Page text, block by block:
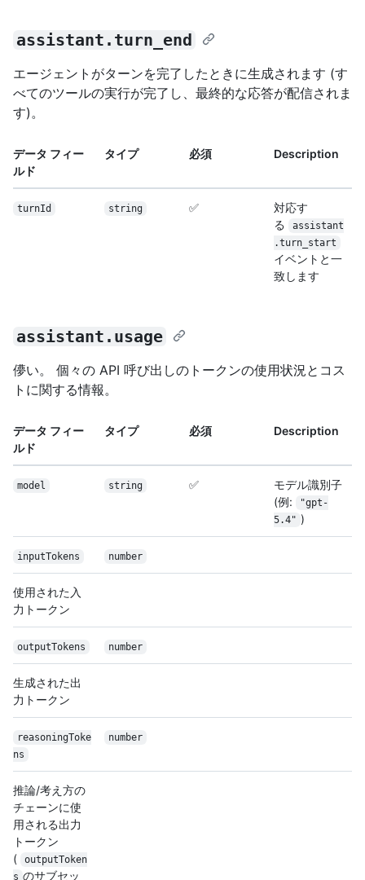
assistant.turn_end
エージェントがターンを完了したときに生成されます (す
べてのツールの実行が完了し、最終的な応答が配信されま
す)。
データ フィー
ルド
タイプ 必須 Description
turnId string ✅
対応す
る
assistant
.turn_start
イベントと一
致します
assistant.usage
儚い。 個々の API 呼び出しのトークンの使用状況とコス
トに関する情報。
データ フィー
ルド
タイプ 必須 Description
model string ✅
モデル識別子
(例:
"gpt-
5.4" )
inputTokens number
使用された入
力トークン
outputTokens number
生成された出
力トークン
reasoningToke
ns
number
推論/考え方の
チェーンに使
用される出力
トークン
(
outputToken
s のサブセッ